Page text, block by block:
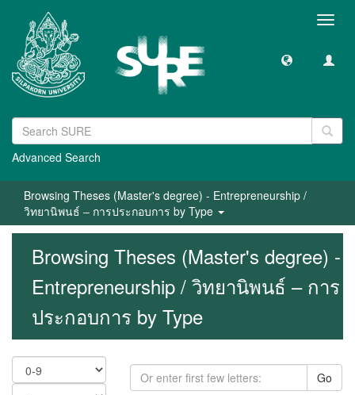
Advanced Search
Browsing Theses (Master's degree) - Entrepreneurship /
วิทยานิพนธ์ – การประกอบการ by Type
Browsing Theses (Master's degree) -
Entrepreneurship / วิทยานิพนธ์ – การ
ประกอบการ by Type
Go